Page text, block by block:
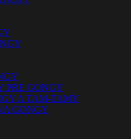
PRE GONGY
A TAM-TAMY
GONGY